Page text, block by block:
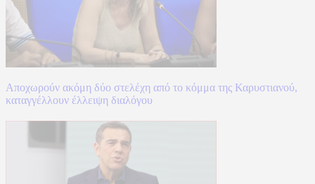
Αποχωρούν ακόμη δύο στελέχη από το κόμμα της Καρυστιανού,
καταγγέλλουν έλλειψη διαλόγου